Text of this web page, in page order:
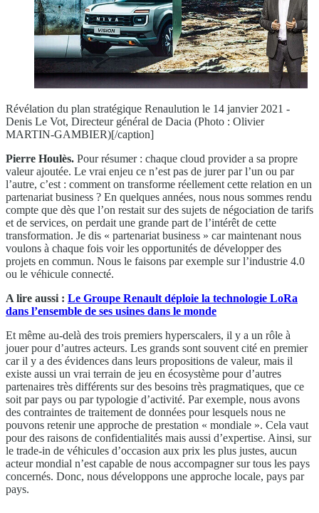
Révélation du plan stratégique Renaulution le 14 janvier 2021 -
Denis Le Vot, Directeur général de Dacia (Photo : Olivier
MARTIN-GAMBIER)[/caption]
Pierre Houlès. Pour résumer : chaque cloud provider a sa propre
valeur ajoutée. Le vrai enjeu ce n’est pas de jurer par l’un ou par
l’autre, c’est : comment on transforme réellement cette relation en un
partenariat business ? En quelques années, nous nous sommes rendu
compte que dès que l’on restait sur des sujets de négociation de tarifs
et de services, on perdait une grande part de l’intérêt de cette
transformation. Je dis « partenariat business » car maintenant nous
voulons à chaque fois voir les opportunités de développer des
projets en commun. Nous le faisons par exemple sur l’industrie 4.0
ou le véhicule connecté.
A lire aussi : Le Groupe Renault déploie la technologie LoRa
dans l’ensemble de ses usines dans le monde
Et même au-delà des trois premiers hyperscalers, il y a un rôle à
jouer pour d’autres acteurs. Les grands sont souvent cité en premier
car il y a des évidences dans leurs propositions de valeur, mais il
existe aussi un vrai terrain de jeu en écosystème pour d’autres
partenaires très différents sur des besoins très pragmatiques, que ce
soit par pays ou par typologie d’activité. Par exemple, nous avons
des contraintes de traitement de données pour lesquels nous ne
pouvons retenir une approche de prestation « mondiale ». Cela vaut
pour des raisons de confidentialités mais aussi d’expertise. Ainsi, sur
le trade-in de véhicules d’occasion aux prix les plus justes, aucun
acteur mondial n’est capable de nous accompagner sur tous les pays
concernés. Donc, nous développons une approche locale, pays par
pays.